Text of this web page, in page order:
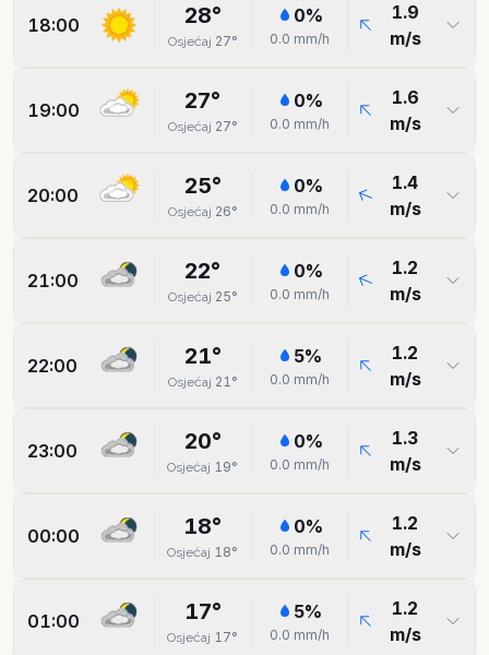
18:00 28°
Osjećaj 27°
0%
0.0 mm/h
1.9
m/s
19:00 27°
Osjećaj 27°
0%
0.0 mm/h
1.6
m/s
20:00 25°
Osjećaj 26°
0%
0.0 mm/h
1.4
m/s
21:00 22°
Osjećaj 25°
0%
0.0 mm/h
1.2
m/s
22:00 21°
Osjećaj 21°
5%
0.0 mm/h
1.2
m/s
23:00 20°
Osjećaj 19°
0%
0.0 mm/h
1.3
m/s
00:00 18°
Osjećaj 18°
0%
0.0 mm/h
1.2
m/s
01:00 17°
Osjećaj 17°
5%
0.0 mm/h
1.2
m/s